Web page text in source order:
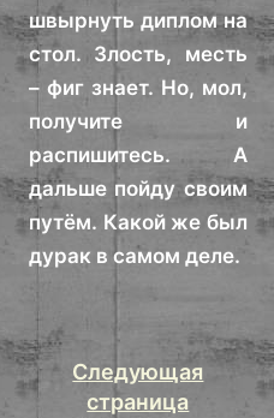
швырнуть диплом на
стол. Злость, месть
– фиг знает. Но, мол,
получите и
распишитесь. А
дальше пойду своим
путём. Какой же был
дурак в самом деле.
Следующая
страница